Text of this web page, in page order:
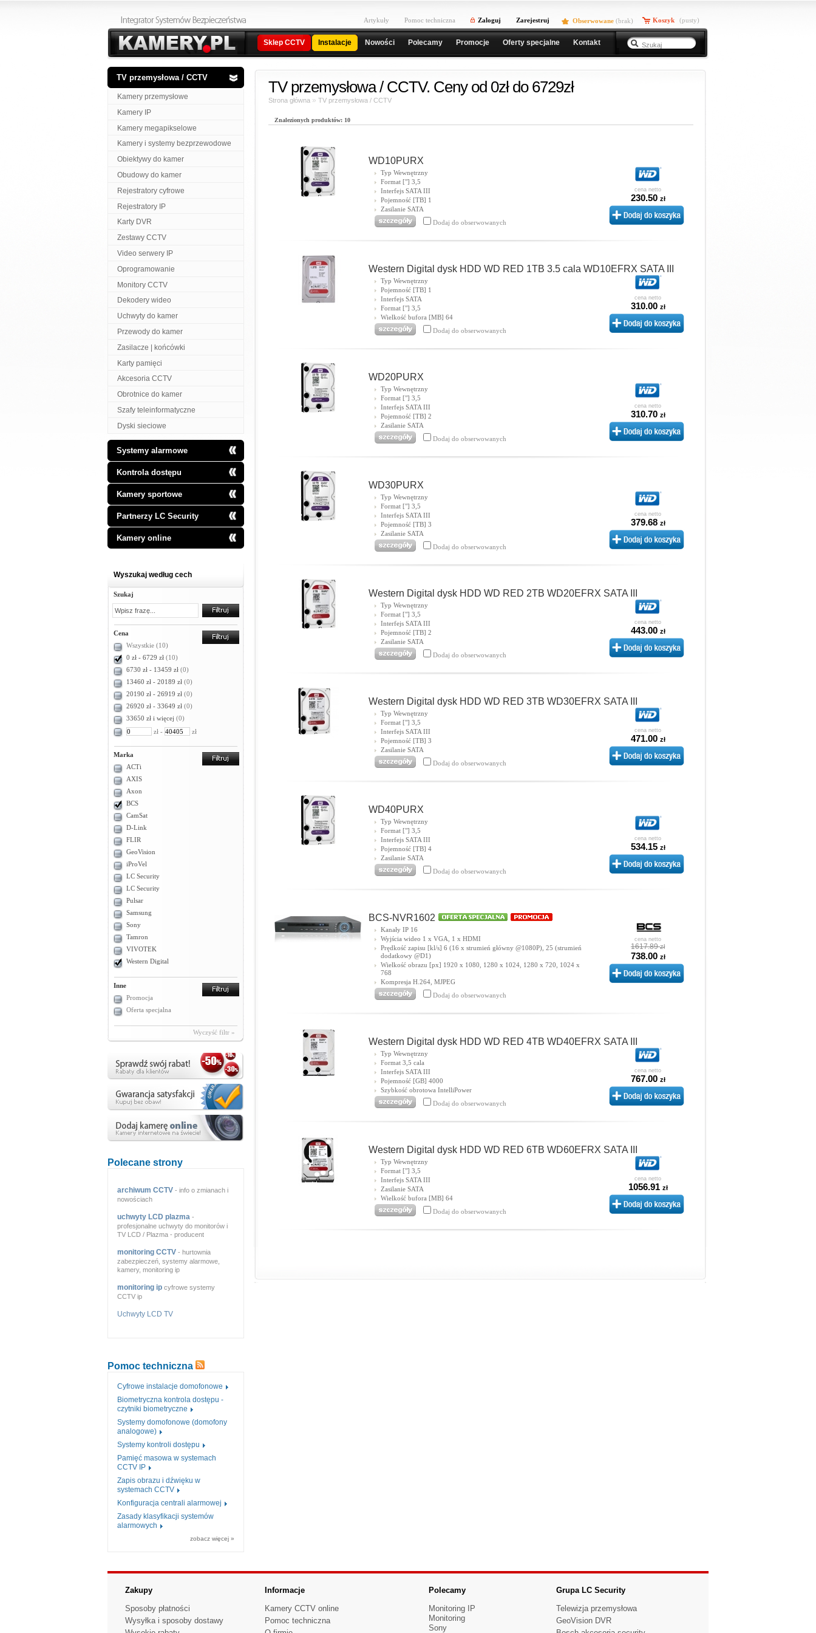
Artykuły Pomoc techniczna Zaloguj Zarejestruj Obserwowane (brak) Koszyk (pusty)
Sklep CCTV Instalacje Nowości Polecamy Promocje Oferty specjalne Kontakt
TV przemysłowa / CCTV
Kamery przemysłowe
Kamery IP
Kamery megapikselowe
Kamery i systemy bezprzewodowe
Obiektywy do kamer
Obudowy do kamer
Rejestratory cyfrowe
Rejestratory IP
Karty DVR
Zestawy CCTV
Video serwery IP
Oprogramowanie
Monitory CCTV
Dekodery wideo
Uchwyty do kamer
Przewody do kamer
Zasilacze | końcówki
Karty pamięci
Akcesoria CCTV
Obrotnice do kamer
Szafy teleinformatyczne
Dyski sieciowe
Systemy alarmowe
Kontrola dostępu
Kamery sportowe
Partnerzy LC Security
Kamery online
Wyszukaj według cech
Szukaj
Cena
Wszystkie (10)
0 zł - 6729 zł (10)
6730 zł - 13459 zł (0)
13460 zł - 20189 zł (0)
20190 zł - 26919 zł (0)
26920 zł - 33649 zł (0)
33650 zł i więcej (0)
zł -
zł
Marka
ACTi
AXIS
Axon
BCS
CamSat
D-Link
FLIR
GeoVision
iProVel
LC Security
LC Security
Pulsar
Samsung
Sony
Tamron
VIVOTEK
Western Digital
Inne
Promocja
Oferta specjalna
Wyczyść filtr »
Polecane strony
archiwum CCTV - info o zmianach i
nowościach
uchwyty LCD plazma -
profesjonalne uchwyty do monitorów i
TV LCD / Plazma - producent
monitoring CCTV - hurtownia
zabezpieczeń, systemy alarmowe,
kamery, monitoring ip
monitoring ip cyfrowe systemy
CCTV ip
Uchwyty LCD TV
Pomoc techniczna
Cyfrowe instalacje domofonowe
Biometryczna kontrola dostępu -
czytniki biometryczne
Systemy domofonowe (domofony
analogowe)
Systemy kontroli dostępu
Pamięć masowa w systemach
CCTV IP
Zapis obrazu i dźwięku w
systemach CCTV
Konfiguracja centrali alarmowej
Zasady klasyfikacji systemów
alarmowych
zobacz więcej »
TV przemysłowa / CCTV. Ceny od 0zł do 6729zł
Strona główna » TV przemysłowa / CCTV
Znalezionych produktów: 10
WD10PURX
Typ Wewnętrzny
Format ["] 3,5
Interfejs SATA III
Pojemność [TB] 1
Zasilanie SATA
Dodaj do obserwowanych
cena netto
230.50 zł
Western Digital dysk HDD WD RED 1TB 3.5 cala WD10EFRX SATA III
Typ Wewnętrzny
Pojemność [TB] 1
Interfejs SATA
Format ["] 3,5
Wielkość bufora [MB] 64
Dodaj do obserwowanych
cena netto
310.00 zł
WD20PURX
Typ Wewnętrzny
Format ["] 3,5
Interfejs SATA III
Pojemność [TB] 2
Zasilanie SATA
Dodaj do obserwowanych
cena netto
310.70 zł
WD30PURX
Typ Wewnętrzny
Format ["] 3,5
Interfejs SATA III
Pojemność [TB] 3
Zasilanie SATA
Dodaj do obserwowanych
cena netto
379.68 zł
Western Digital dysk HDD WD RED 2TB WD20EFRX SATA III
Typ Wewnętrzny
Format ["] 3,5
Interfejs SATA III
Pojemność [TB] 2
Zasilanie SATA
Dodaj do obserwowanych
cena netto
443.00 zł
Western Digital dysk HDD WD RED 3TB WD30EFRX SATA III
Typ Wewnętrzny
Format ["] 3,5
Interfejs SATA III
Pojemność [TB] 3
Zasilanie SATA
Dodaj do obserwowanych
cena netto
471.00 zł
WD40PURX
Typ Wewnętrzny
Format ["] 3,5
Interfejs SATA III
Pojemność [TB] 4
Zasilanie SATA
Dodaj do obserwowanych
cena netto
534.15 zł
BCS-NVR1602
Kanały IP 16
Wyjścia wideo 1 x VGA, 1 x HDMI
Prędkość zapisu [kl/s] 6 (16 x strumień główny @1080P), 25 (strumień
dodatkowy @D1)
Wielkość obrazu [px] 1920 x 1080, 1280 x 1024, 1280 x 720, 1024 x
768
Kompresja H.264, MJPEG
Dodaj do obserwowanych
cena netto
1617.89zł
738.00 zł
Western Digital dysk HDD WD RED 4TB WD40EFRX SATA III
Typ Wewnętrzny
Format 3,5 cala
Interfejs SATA III
Pojemność [GB] 4000
Szybkość obrotowa IntelliPower
Dodaj do obserwowanych
cena netto
767.00 zł
Western Digital dysk HDD WD RED 6TB WD60EFRX SATA III
Typ Wewnętrzny
Format ["] 3,5
Interfejs SATA III
Zasilanie SATA
Wielkość bufora [MB] 64
Dodaj do obserwowanych
cena netto
1056.91 zł
Zakupy
Sposoby płatności
Wysyłka i sposoby dostawy
Informacje
Kamery CCTV online
Pomoc techniczna
Polecamy
Monitoring IP
Monitoring
Sony
Grupa LC Security
Telewizja przemysłowa
GeoVision DVR